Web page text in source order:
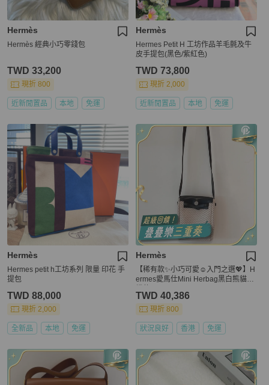
Hermès
Hermès 經典小巧零錢包
TWD 33,200
現折 800
近新閒置品 本地 免運
Hermès
Hermes Petit H 工坊作品羊毛氈及牛
皮手提包(黑色/紫紅色)
TWD 73,800
現折 2,000
近新閒置品 本地 免運
Hermès
Hermes petit h工坊系列 限量 印花 手
提包
TWD 88,000
現折 2,000
全新品 本地 免運
Hermès
【稀有款✨小巧可愛☺️入門之選💖】H
ermes愛馬仕Mini Herbag黑白熊貓編
TWD 40,386
現折 800
狀況良好 香港 免運